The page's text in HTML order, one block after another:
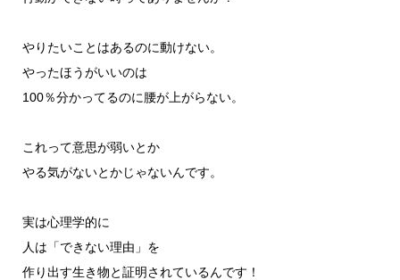
やりたいことはあるのに動けない。
やったほうがいいのは
100％分かってるのに腰が上がらない。
これって意思が弱いとか
やる気がないとかじゃないんです。
実は心理学的に
人は「できない理由」を
作り出す生き物と証明されているんです！